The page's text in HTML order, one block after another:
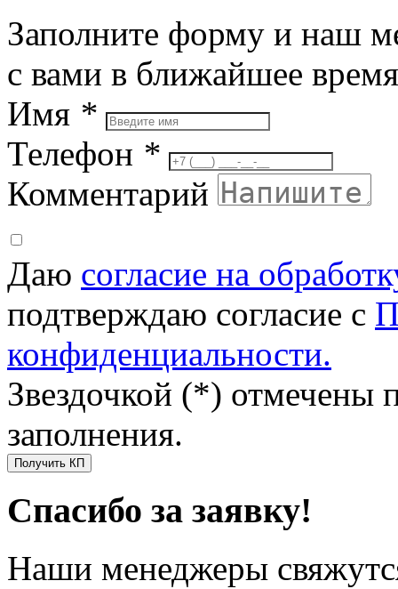
Заполните форму и наш
с вами в ближайшее время
Имя *
Телефон *
Комментарий
Даю согласие на
подтверждаю согласие с
конфиденциальности.
Звездочкой (*) отмечены
заполнения.
Получить КП
Спасибо за заявку!
Наши менеджеры